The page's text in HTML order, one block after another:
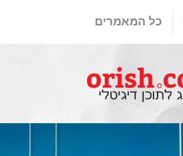
כל המאמרים